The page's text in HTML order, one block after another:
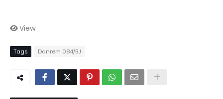
View
Tags Danrem 084/BJ